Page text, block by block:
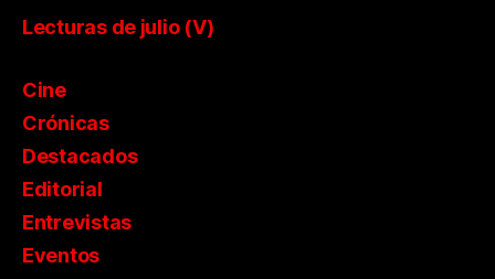
Lecturas de julio (V)
Cine
Crónicas
Destacados
Editorial
Entrevistas
Eventos